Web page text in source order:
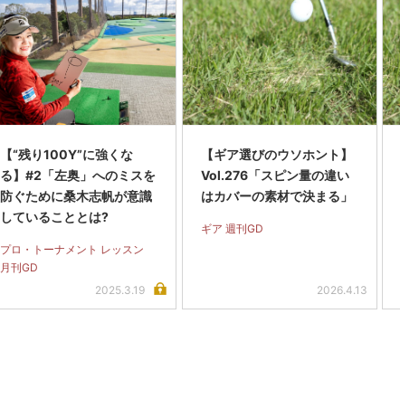
【“残り100Y”に強くな
る】#2「左奥」へのミスを
防ぐために桑木志帆が意識
していることとは?
プロ・トーナメント レッスン
月刊GD
2025.3.19
【ギア選びのウソホント】
Vol.276「スピン量の違い
はカバーの素材で決まる」
ギア 週刊GD
2026.4.13